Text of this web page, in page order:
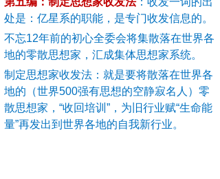
处是：亿星系的职能，是专门收发信息的。
不忘12年前的初心全委会将集散落在世界各
地的零散思想家，汇成集体思想家系统。
制定思想家收发法：就是要将散落在世界各
地的（世界500强有思想的空静寂名人）零
散思想家，“收回培训”，为旧行业赋“生命能
量”再发出到世界各地的自我新行业。